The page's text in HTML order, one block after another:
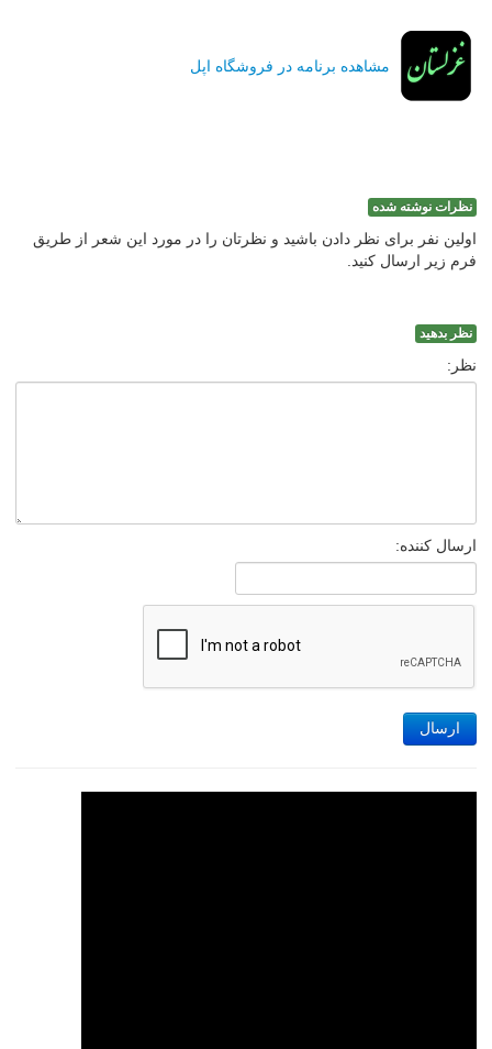
مشاهده برنامه در فروشگاه اپل
نظرات نوشته شده
اولین نفر برای نظر دادن باشید و نظرتان را در مورد این شعر از طریق
فرم زیر ارسال کنید.
نظر بدهید
نظر:
ارسال کننده:
ارسال